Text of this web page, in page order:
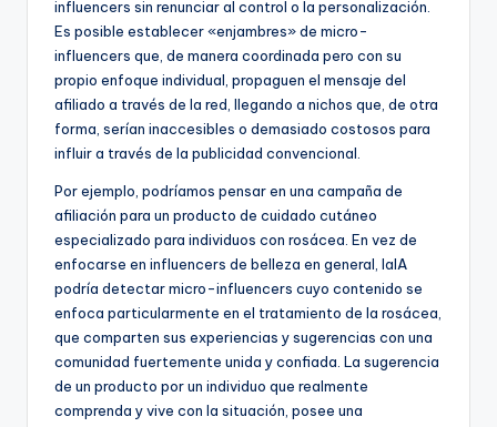
influencers sin renunciar al control o la personalización.
Es posible establecer «enjambres» de micro-
influencers que, de manera coordinada pero con su
propio enfoque individual, propaguen el mensaje del
afiliado a través de la red, llegando a nichos que, de otra
forma, serían inaccesibles o demasiado costosos para
influir a través de la publicidad convencional.
Por ejemplo, podríamos pensar en una campaña de
afiliación para un producto de cuidado cutáneo
especializado para individuos con rosácea. En vez de
enfocarse en influencers de belleza en general, laIA
podría detectar micro-influencers cuyo contenido se
enfoca particularmente en el tratamiento de la rosácea,
que comparten sus experiencias y sugerencias con una
comunidad fuertemente unida y confiada. La sugerencia
de un producto por un individuo que realmente
comprenda y vive con la situación, posee una